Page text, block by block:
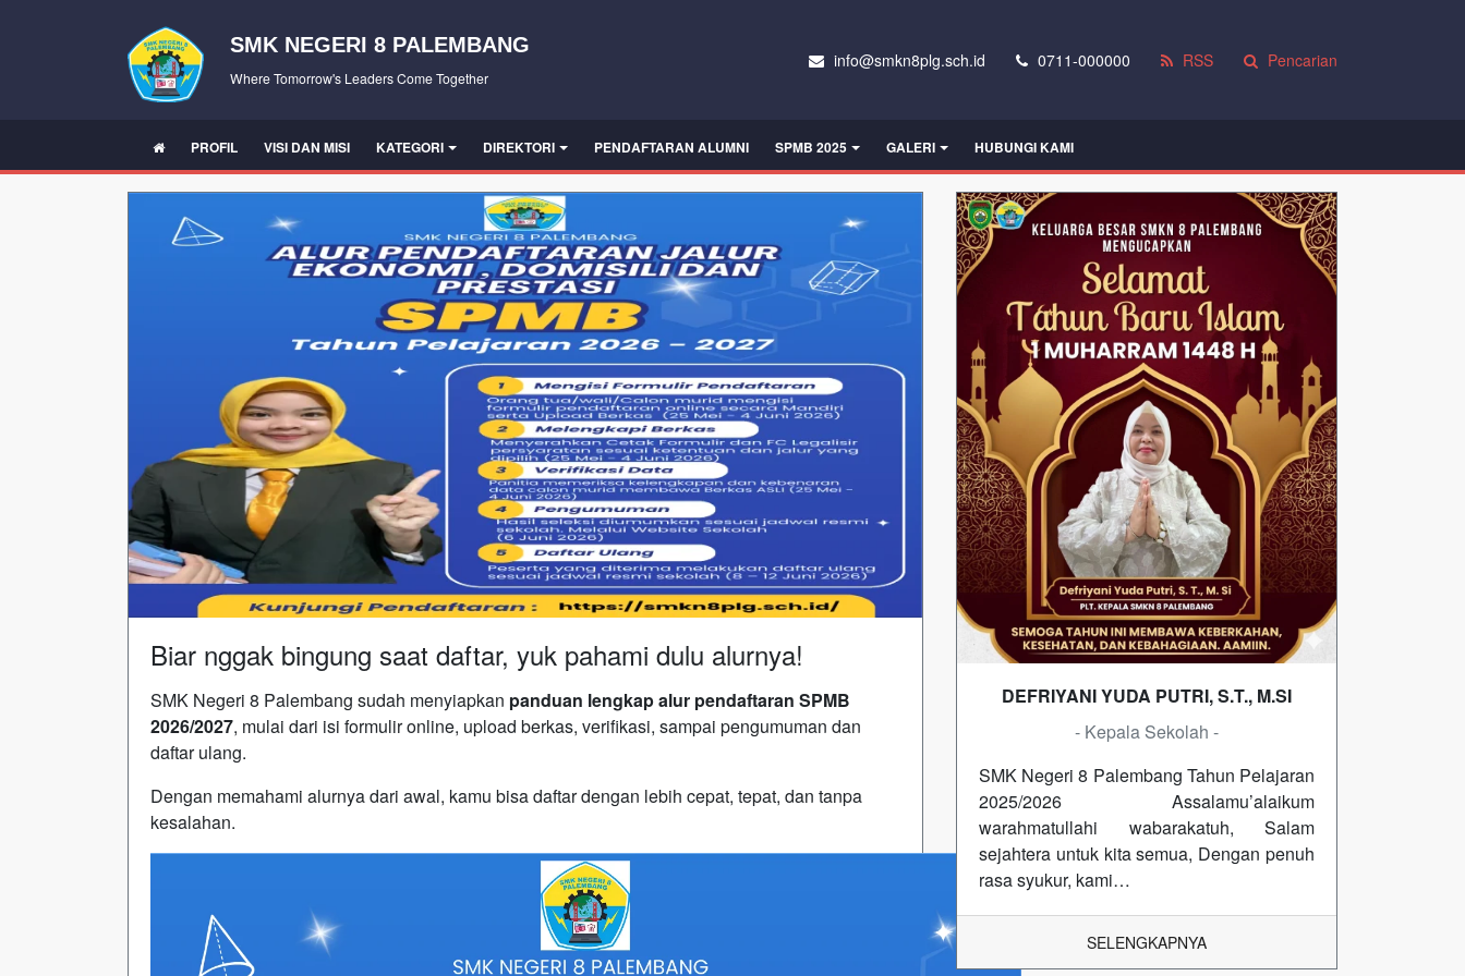
SMK NEGERI 8 PALEMBANG
Where Tomorrow's Leaders Come Together
info@smkn8plg.sch.id 0711-000000 RSS Pencarian
PROFIL VISI DAN MISI KATEGORI DIREKTORI PENDAFTARAN ALUMNI SPMB 2025 GALERI HUBUNGI KAMI
Biar nggak bingung saat daftar, yuk pahami dulu alurnya!
SMK Negeri 8 Palembang sudah menyiapkan panduan lengkap alur pendaftaran SPMB
2026/2027, mulai dari isi formulir online, upload berkas, verifikasi, sampai pengumuman dan
daftar ulang.
Dengan memahami alurnya dari awal, kamu bisa daftar dengan lebih cepat, tepat, dan tanpa
kesalahan.
DEFRIYANI YUDA PUTRI, S.T., M.SI
- Kepala Sekolah -
SMK Negeri 8 Palembang Tahun Pelajaran
2025/2026 Assalamu’alaikum
warahmatullahi wabarakatuh, Salam
sejahtera untuk kita semua, Dengan penuh
rasa syukur, kami…
SELENGKAPNYA